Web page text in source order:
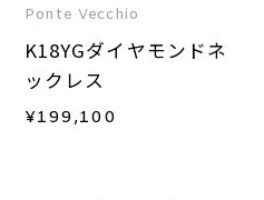
Ponte Vecchio
K18YGダイヤモンドネ
ックレス
¥199,100